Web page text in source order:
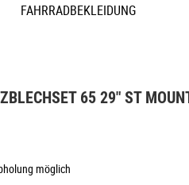
FAHRRADBEKLEIDUNG
65 29" ST
möglich